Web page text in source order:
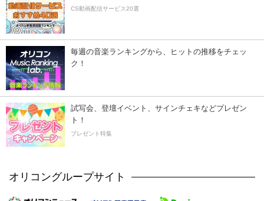
CS動画配信サービス20選
毎週の音楽ランキングから、ヒットの推移をチェッ
ク！
試写会、登壇イベント、サインチェキなどプレゼン
ト！
プレゼント特集
オリコングループサイト